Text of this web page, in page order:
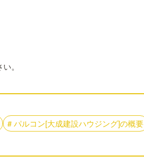
。
#パルコン[大成建設ハウジング]の概要